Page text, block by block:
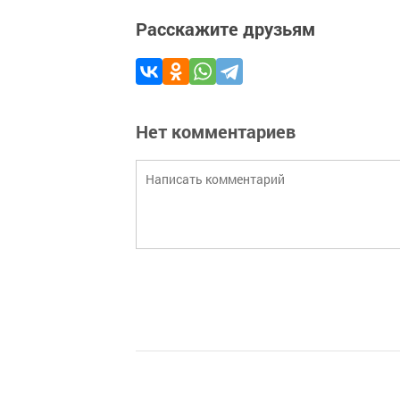
Расскажите друзьям
Нет комментариев